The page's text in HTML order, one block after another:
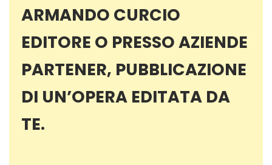
ARMANDO CURCIO
EDITORE O PRESSO AZIENDE
PARTENER, PUBBLICAZIONE
DI UN’OPERA EDITATA DA
TE.